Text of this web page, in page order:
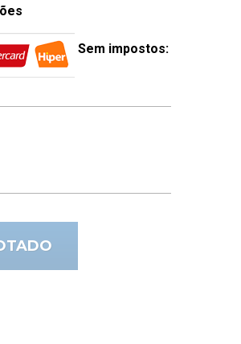
Sem impostos: